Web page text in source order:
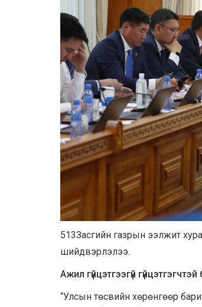
513Засгийн газрын ээлжит
шийдвэрлэлээ.
Ажил гүйцэтгээгүй
“Улсын төсвийн хөрөнгөөр